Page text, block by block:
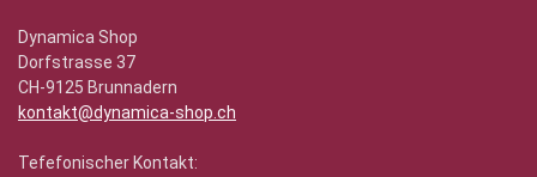
Dynamica Shop
Dorfstrasse 37
CH-9125 Brunnadern
kontakt@dynamica-shop.ch
Tefefonischer Kontakt: